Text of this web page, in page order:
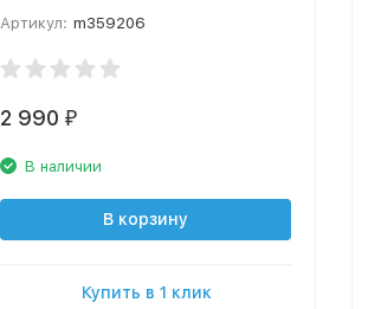
Артикул: m359206
2 990 ₽
В наличии
В корзину
Купить в 1 клик